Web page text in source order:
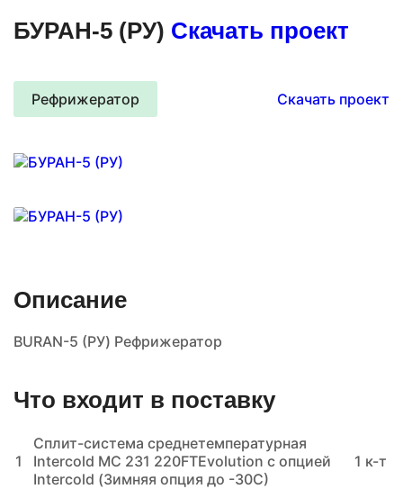
БУРАН-5 (РУ) Скачать проект
Рефрижератор Скачать проект
Описание
BURAN-5 (РУ) Рефрижератор
Что входит в поставку
1
Сплит-система среднетемпературная
Intercold MC 231 220FTEvolution с опцией
Intercold (Зимняя опция до -30C)
1 к-т